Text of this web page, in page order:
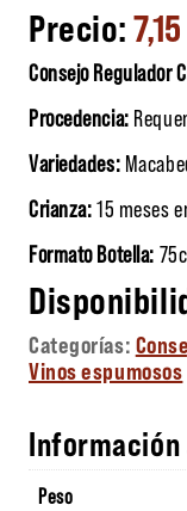
Consejo Regulador
Procedencia:
Variedades:
Crianza:15 meses
Formato Botella:
Categorías:
Vinos espumosos
Peso